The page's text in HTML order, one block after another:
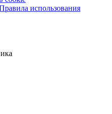
использования